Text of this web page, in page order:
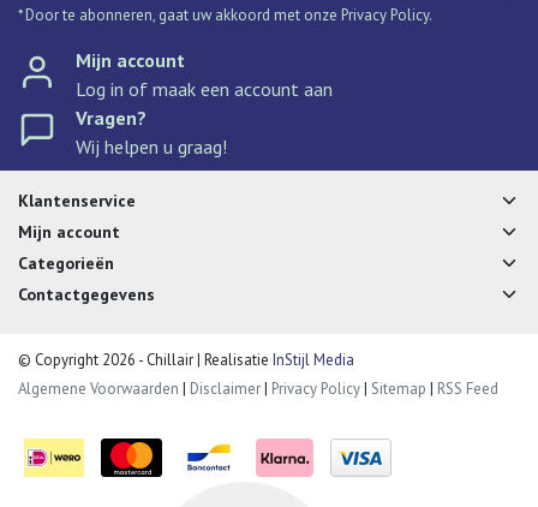
* Door te abonneren, gaat uw akkoord met onze Privacy Policy.
Mijn account
Log in of maak een account aan
Vragen?
Wij helpen u graag!
Klantenservice
Mijn account
Categorieën
Contactgegevens
© Copyright 2026 - Chillair | Realisatie InStijl Media
Algemene Voorwaarden | Disclaimer| Privacy Policy| Sitemap | RSS Feed